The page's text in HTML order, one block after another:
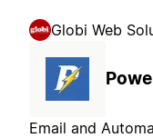
Globi Web
Email and